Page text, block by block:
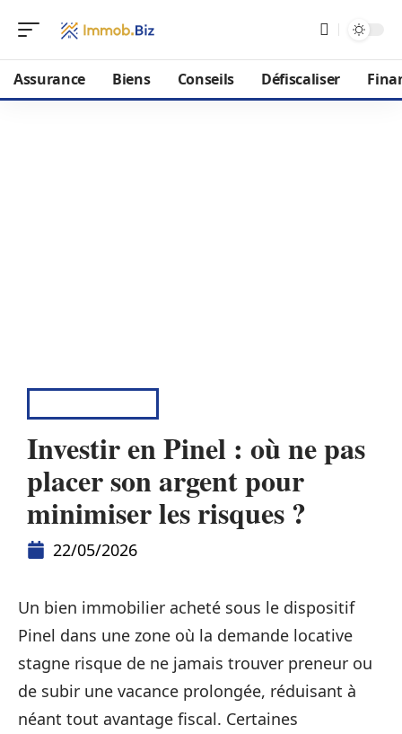
Assurance Biens Conseils Défiscaliser
Investir en Pinel : où ne pas
placer son argent pour
minimiser les risques ?
22/05/2026
Un bien immobilier acheté sous le dispositif
Pinel dans une zone où la demande locative
stagne risque de ne jamais trouver preneur ou
de subir une vacance prolongée, réduisant à
néant tout avantage fiscal. Certaines